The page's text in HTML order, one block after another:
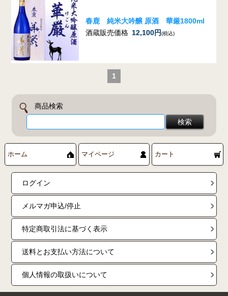
春鹿 純米大吟醸 原酒 華厳1800ml
酒蔵販売価格 12,100円(税込)
1
商品検索
ホーム マイページ カート
ログイン
メルマガ申込/停止
特定商取引法に基づく表示
送料とお支払い方法について
個人情報の取扱いについて